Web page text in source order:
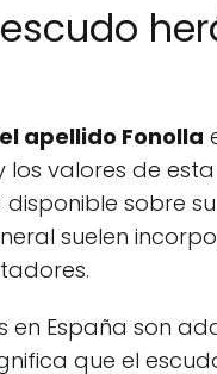
apellido Fonolla
los valores de
sobre
suelen
en España son
que el